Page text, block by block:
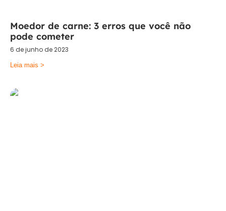
Moedor de carne: 3 erros que você não
pode cometer
6 de junho de 2023
Leia mais >